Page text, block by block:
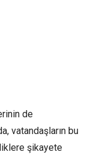
de
vatandaşların bu
şikayete